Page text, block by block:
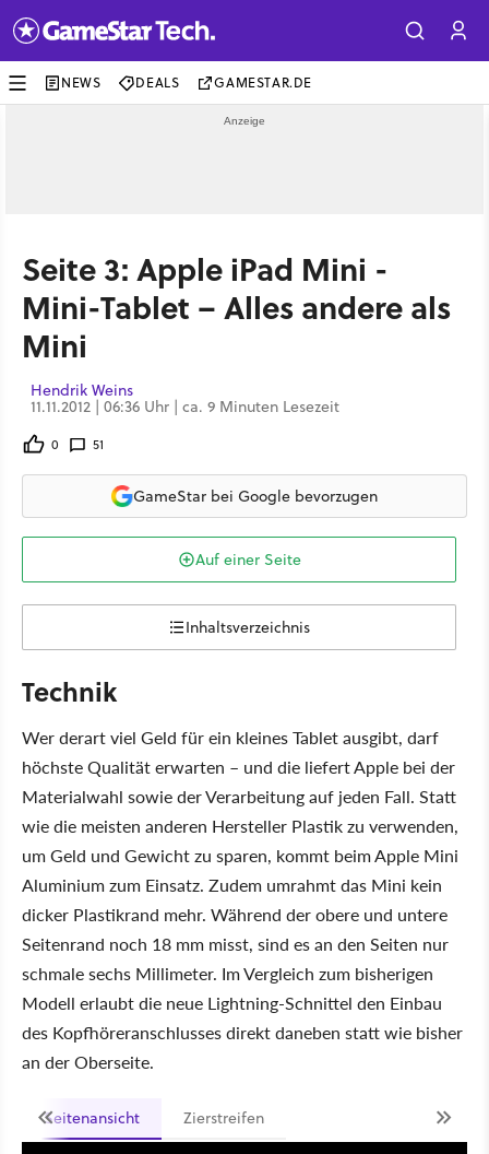
NEWS DEALS GAMESTAR.DE
Seite 3: Apple iPad Mini -
Mini-Tablet – Alles andere als
Mini
Hendrik Weins
11.11.2012 | 06:36 Uhr | ca. 9 Minuten Lesezeit
0 51
GameStar bei Google bevorzugen
Auf einer Seite
Inhaltsverzeichnis
Technik
Wer derart viel Geld für ein kleines Tablet ausgibt, darf
höchste Qualität erwarten – und die liefert Apple bei der
Materialwahl sowie der Verarbeitung auf jeden Fall. Statt
wie die meisten anderen Hersteller Plastik zu verwenden,
um Geld und Gewicht zu sparen, kommt beim Apple Mini
Aluminium zum Einsatz. Zudem umrahmt das Mini kein
dicker Plastikrand mehr. Während der obere und untere
Seitenrand noch 18 mm misst, sind es an den Seiten nur
schmale sechs Millimeter. Im Vergleich zum bisherigen
Modell erlaubt die neue Lightning-Schnittel den Einbau
des Kopfhöreranschlusses direkt daneben statt wie bisher
an der Oberseite.
Seitenansicht Zierstreifen